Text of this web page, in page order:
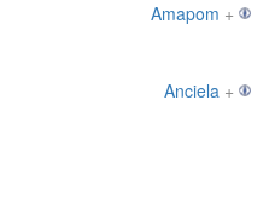
Amapom +
Anciela +